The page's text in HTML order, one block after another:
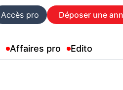
Accès pro Déposer une
Affaires pro Edito